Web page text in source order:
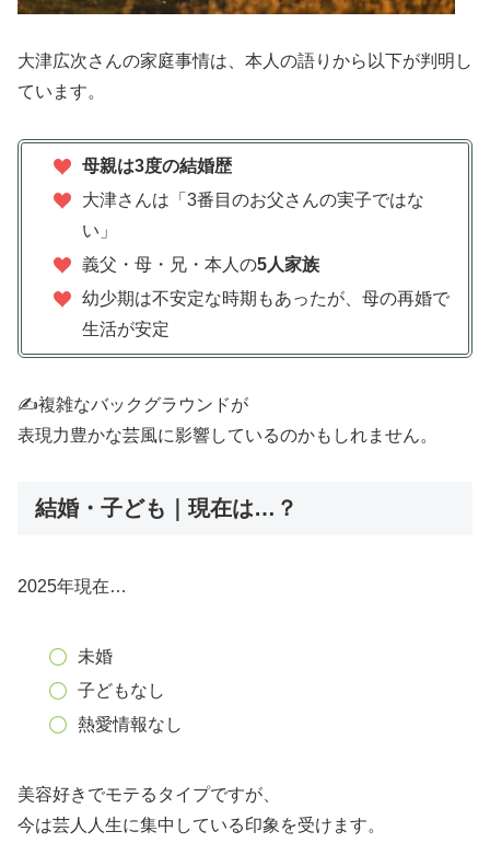
大津広次さんの家庭事情は、本人の語りから以下が判明し
ています。
母親は3度の結婚歴
大津さんは「3番目のお父さんの実子ではな
い」
義父・母・兄・本人の5人家族
幼少期は不安定な時期もあったが、母の再婚で
生活が安定
✍️複雑なバックグラウンドが
表現力豊かな芸風に影響しているのかもしれません。
結婚・子ども｜現在は…？
2025年現在…
未婚
子どもなし
熱愛情報なし
美容好きでモテるタイプですが、
今は芸人人生に集中している印象を受けます。